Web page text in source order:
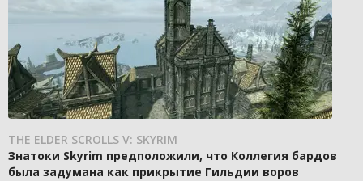
THE ELDER SCROLLS V: SKYRIM
Знатоки Skyrim предположили, что Коллегия бардов
была задумана как прикрытие Гильдии воров